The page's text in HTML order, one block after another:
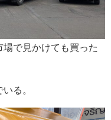
で見かけても買った
る。